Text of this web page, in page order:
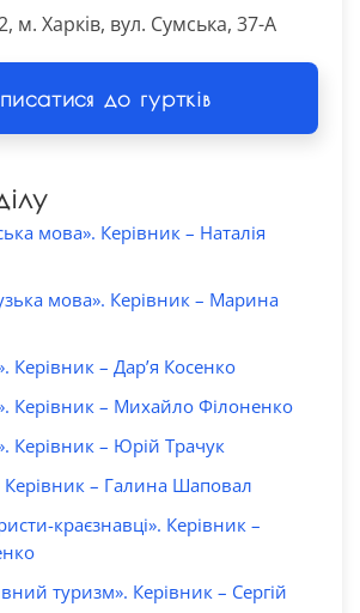
м. Харків, вул. Сумська, 37-А
до гуртків
мова». Керівник – Наталія
мова». Керівник – Марина
Керівник – Дар’я Косенко
Керівник – Михайло Філоненко
Керівник – Юрій Трачук
Керівник – Галина Шаповал
краєзнавці». Керівник –
туризм». Керівник – Сергій